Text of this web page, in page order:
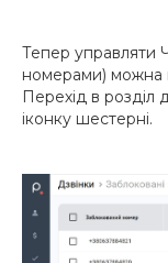
Тепер управляти
номерами) можна
Перехід в розділ
іконку шестерні.